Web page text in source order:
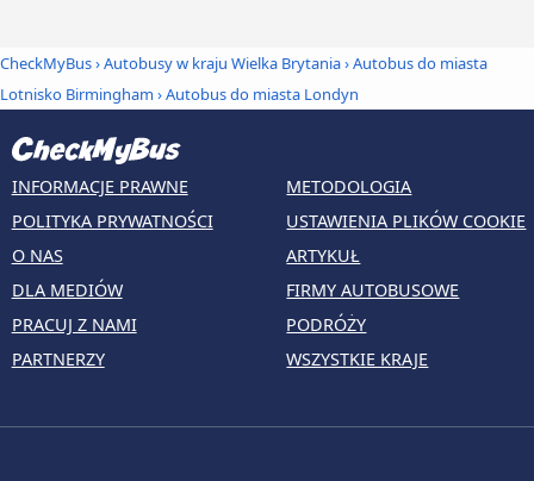
CheckMyBus›Autobusy w kraju Wielka Brytania›Autobus do miasta
Lotnisko Birmingham ›Autobus do miasta Londyn
INFORMACJE PRAWNE
POLITYKA PRYWATNOŚCI
O NAS
DLA MEDIÓW
PRACUJ Z NAMI
PARTNERZY
METODOLOGIA
USTAWIENIA PLIKÓW COOKIE
ARTYKUŁ
FIRMY AUTOBUSOWE
PODRÓŻY
WSZYSTKIE KRAJE